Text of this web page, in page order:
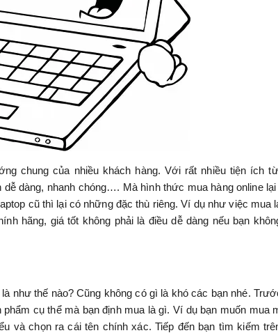
chung của nhiều khách hàng. Với rất nhiều tiện ích
dàng, nhanh chóng…. Mà hình thức mua hàng online lại
cũ thì lại có những đặc thù riêng. Ví dụ như việc mua
hãng, giá tốt không phải là điều dễ dàng nếu bạn
như thế nào? Cũng không có gì là khó các bạn nhé.
cụ thể mà bạn định mua là gì. Ví dụ bạn muốn mua
và chọn ra cái tên chính xác. Tiếp đến bạn tìm kiếm